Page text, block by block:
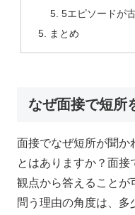
5エピソードが
まとめ
なぜ面接で短所
面接でなぜ短所が聞か
とはありますか？面接
観点から答えることが
問う理由の角度は、多